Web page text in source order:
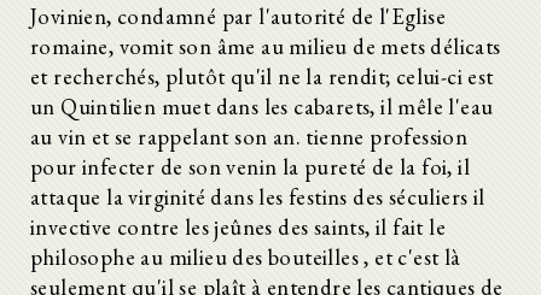
Jovinien, condamné par l'autorité de l'Eglise
romaine, vomit son âme au milieu de mets délicats
et recherchés, plutôt qu'il ne la rendit; celui-ci est
un Quintilien muet dans les cabarets, il mêle l'eau
au vin et se rappelant son an. tienne profession
pour infecter de son venin la pureté de la foi, il
attaque la virginité dans les festins des séculiers il
invective contre les jeûnes des saints, il fait le
philosophe au milieu des bouteilles , et c'est là
seulement qu'il se plaît à entendre les cantiques de